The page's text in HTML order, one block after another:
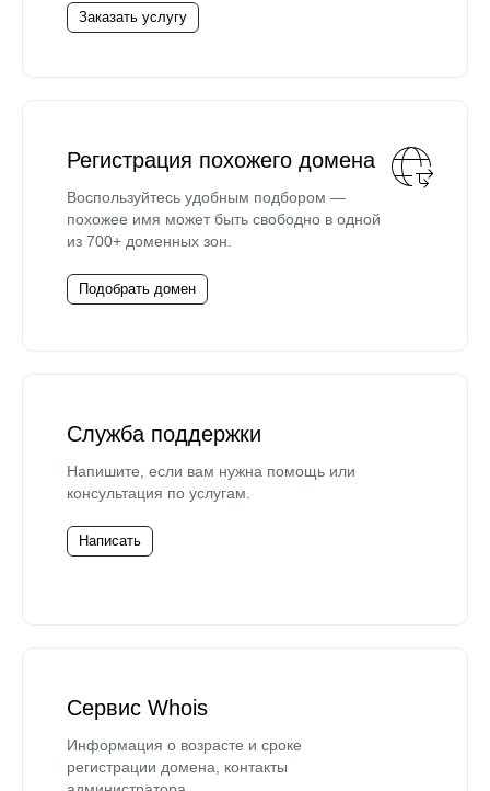
Заказать услугу
Регистрация похожего домена
Воспользуйтесь удобным подбором —
похожее имя может быть свободно в одной
из 700+ доменных зон.
Подобрать домен
Служба поддержки
Напишите, если вам нужна помощь или
консультация по услугам.
Написать
Сервис Whois
Информация о возрасте и сроке
регистрации домена, контакты